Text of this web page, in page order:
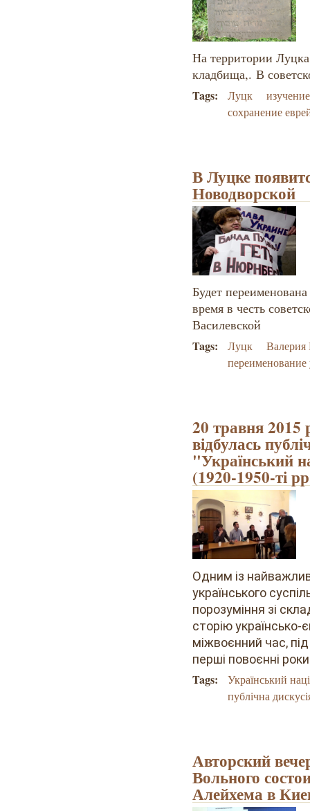
На территории
кладбища,. В
Tags: Луцк
сохранение
В Луцке
Новодворской
Будет
время в честь
Василевской
Tags: Луцк
Валерия
переименование
20 травня
відбулась
"Український
(1920-1950-ті
Одним із
українського
порозуміння зі
сторію
міжвоєнний час, під
перші повоєнні
Tags:
Український
публічна
Авторский
Вольного
Алейхема в